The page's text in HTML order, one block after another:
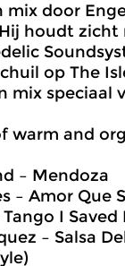
mix door
houdt zicht
op The
mix speciaal
warm and
– Mendoza
– Amor Que
I Saved
– Salsa